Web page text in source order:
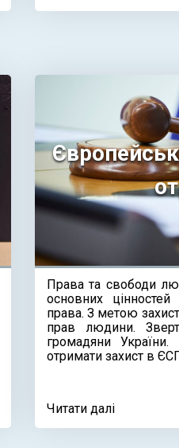
Права та свободи
основних
права. З метою
прав людини.
громадяни
отримати захист в
Читати далі